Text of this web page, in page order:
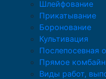
Шлейфование
Прикатывание
Боронование
Культивация
Послепосевная
Прямое
Виды работ,